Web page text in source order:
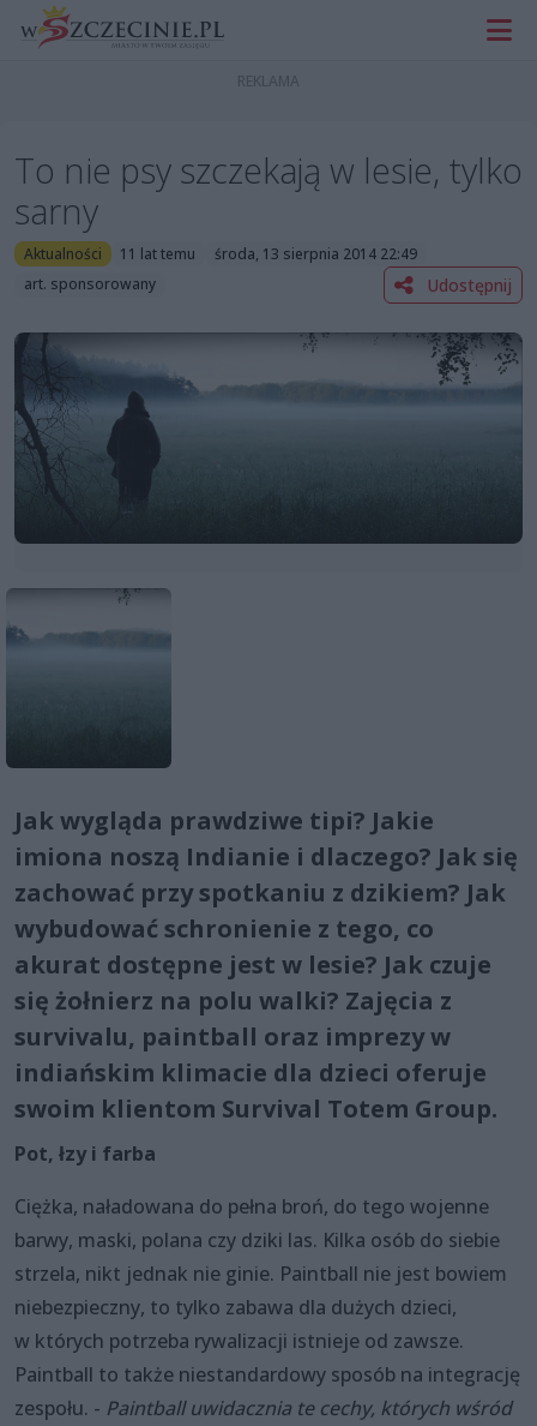
To nie psy szczekają w lesie, tylko
sarny
Aktualności 11 lat temu
środa, 13 sierpnia 2014 22:49
art. sponsorowany
Udostępnij
Jak wygląda prawdziwe tipi? Jakie
imiona noszą Indianie i dlaczego? Jak się
zachować przy spotkaniu z dzikiem? Jak
wybudować schronienie z tego, co
akurat dostępne jest w lesie? Jak czuje
się żołnierz na polu walki? Zajęcia z
survivalu, paintball oraz imprezy w
indiańskim klimacie dla dzieci oferuje
swoim klientom Survival Totem Group.
Pot, łzy i farba
Ciężka, naładowana do pełna broń, do tego wojenne
barwy, maski, polana czy dziki las. Kilka osób do siebie
strzela, nikt jednak nie ginie. Paintball nie jest bowiem
niebezpieczny, to tylko zabawa dla dużych dzieci,
w których potrzeba rywalizacji istnieje od zawsze.
Paintball to także niestandardowy sposób na integrację
zespołu. - Paintball uwidacznia te cechy, których wśród